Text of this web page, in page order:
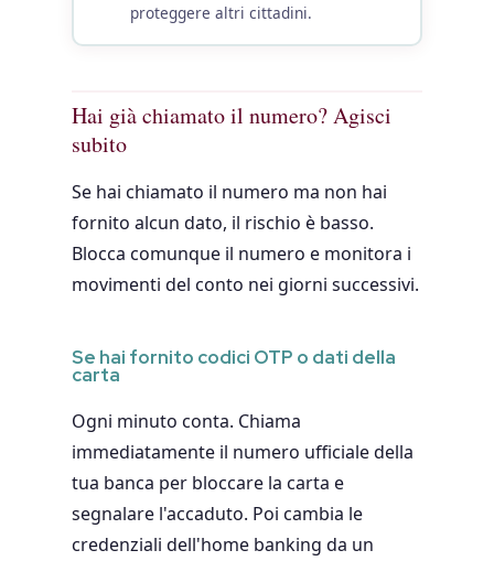
proteggere altri cittadini.
Hai già chiamato il numero? Agisci
subito
Se hai chiamato il numero ma non hai
fornito alcun dato, il rischio è basso.
Blocca comunque il numero e monitora i
movimenti del conto nei giorni successivi.
Se hai fornito codici OTP o dati della
carta
Ogni minuto conta. Chiama
immediatamente il numero ufficiale della
tua banca per bloccare la carta e
segnalare l'accaduto. Poi cambia le
credenziali dell'home banking da un